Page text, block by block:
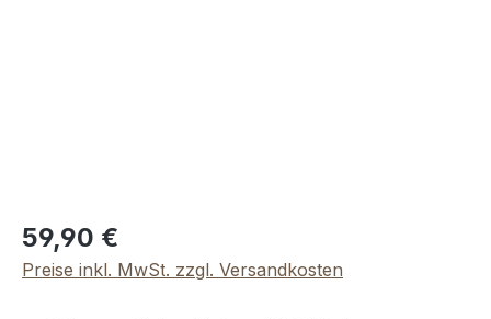
Regulärer Preis:
59,90 €
Preise inkl. MwSt. zzgl. Versandkosten